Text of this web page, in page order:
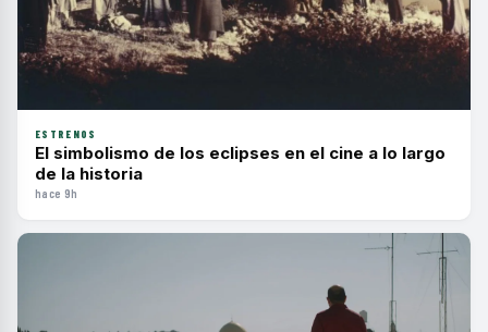
ESTRENOS
El simbolismo de los eclipses en el cine a lo largo
de la historia
hace 9h